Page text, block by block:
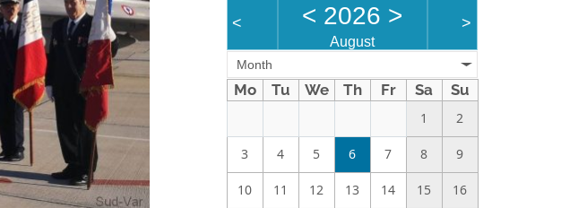
< < 2026 >
August
>
Month
Mo Tu We Th Fr Sa Su
1 2
3 4 5 6 7 8 9
10 11 12 13 14 15 16